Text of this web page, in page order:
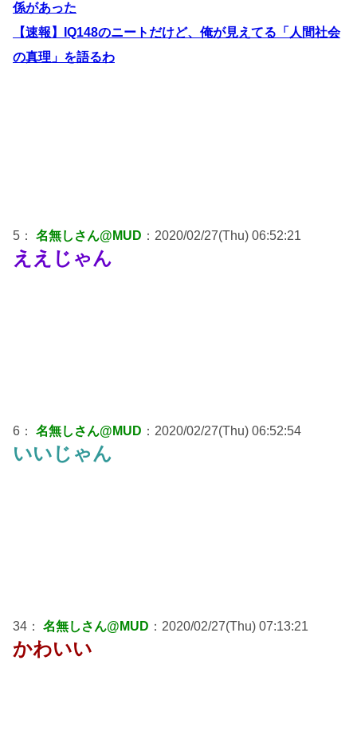
係があった
【速報】IQ148のニートだけど、俺が見えてる「人間社会
の真理」を語るわ
5： 名無しさん@MUD ：2020/02/27(Thu) 06:52:21
ええじゃん
6： 名無しさん@MUD ：2020/02/27(Thu) 06:52:54
いいじゃん
34： 名無しさん@MUD ：2020/02/27(Thu) 07:13:21
かわいい